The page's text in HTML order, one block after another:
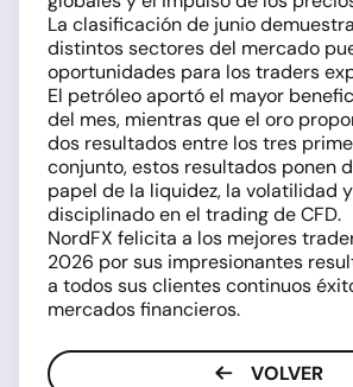
La clasificación de junio
distintos sectores del mercado
oportunidades para los traders
El petróleo aportó el mayor
del mes, mientras que el oro
dos resultados entre los tres
conjunto, estos resultados ponen
papel de la liquidez, la volatilidad
disciplinado en el trading de CFD.
NordFX felicita a los mejores
2026 por sus impresionantes
a todos sus clientes continuos
mercados financieros.
VOLVER